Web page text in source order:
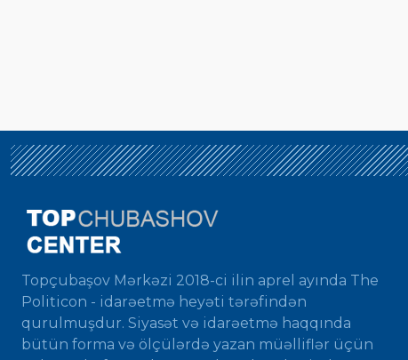
Topçubaşov Mərkəzi 2018-ci ilin aprel ayında The
Politicon - idarəetmə heyəti tərəfindən
qurulmuşdur. Siyasət və idarəetmə haqqında
bütün forma və ölçülərdə yazan müəlliflər üçün